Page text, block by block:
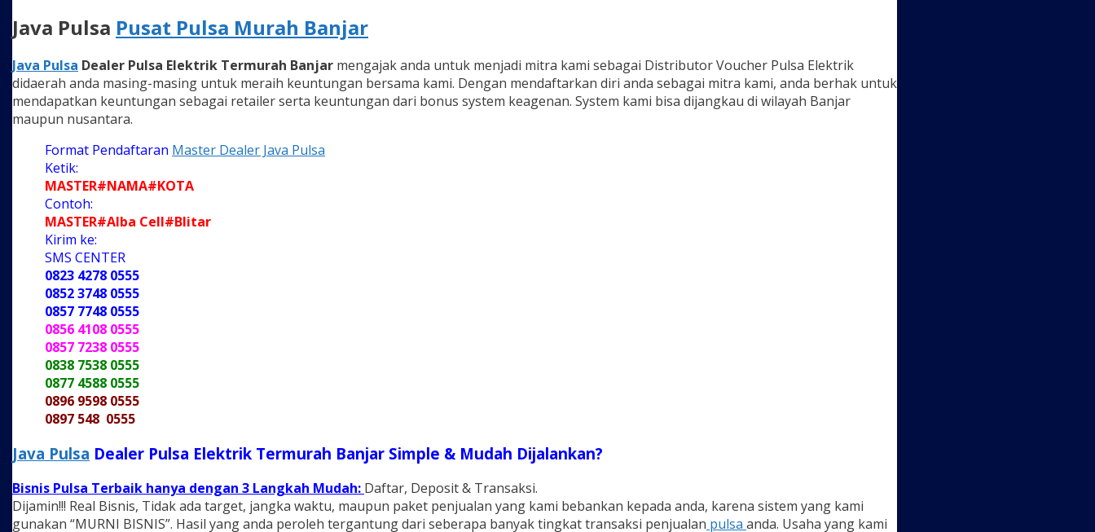
Java Pulsa Pusat Pulsa Murah Banjar
Java Pulsa Dealer Pulsa Elektrik Termurah Banjar mengajak anda untuk menjadi mitra kami sebagai Distributor Voucher Pulsa Elektrik
didaerah anda masing-masing untuk meraih keuntungan bersama kami. Dengan mendaftarkan diri anda sebagai mitra kami, anda berhak untuk
mendapatkan keuntungan sebagai retailer serta keuntungan dari bonus system keagenan. System kami bisa dijangkau di wilayah Banjar
maupun nusantara.
Format Pendaftaran Master Dealer Java Pulsa
Ketik:
MASTER#NAMA#KOTA
Contoh:
MASTER#Alba Cell#Blitar
Kirim ke:
SMS CENTER
0823 4278 0555
0852 3748 0555
0857 7748 0555
0856 4108 0555
0857 7238 0555
0838 7538 0555
0877 4588 0555
0896 9598 0555
0897 548 0555
Java Pulsa Dealer Pulsa Elektrik Termurah Banjar Simple & Mudah Dijalankan?
Bisnis Pulsa Terbaik hanya dengan 3 Langkah Mudah: Daftar, Deposit & Transaksi.
Dijamin!!! Real Bisnis, Tidak ada target, jangka waktu, maupun paket penjualan yang kami bebankan kepada anda, karena sistem yang kami
gunakan “MURNI BISNIS”. Hasil yang anda peroleh tergantung dari seberapa banyak tingkat transaksi penjualan pulsa anda. Usaha yang kami